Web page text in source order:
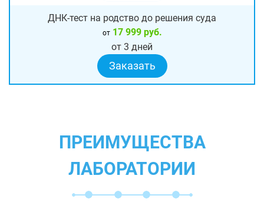
ДНК-тест на родство до решения суда
от17 999 руб.
от 3 дней
Заказать
ПРЕИМУЩЕСТВА
ЛАБОРАТОРИИ